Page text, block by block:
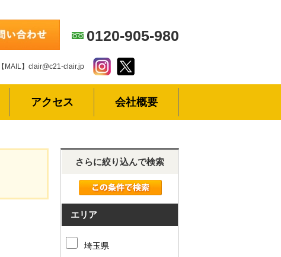
0120-905-980
【MAIL】clair@c21-clair.jp
アクセス 会社概要
さらに絞り込んで検索
エリア
埼玉県